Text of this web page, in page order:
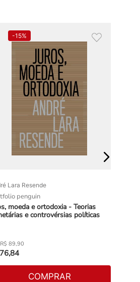
-15%
Lara Resende
penguin
moeda e ortodoxia - Teorias
e controvérsias políticas
R$ 89,90
76,84
COMPRAR